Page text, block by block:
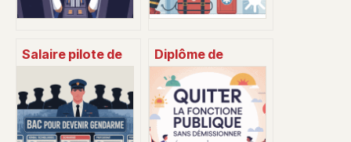
Salaire pilote de
gagne vraiment un
commandant de
bord ?
Diplôme de
secourisme :
formations,
obligations et
choix du bon